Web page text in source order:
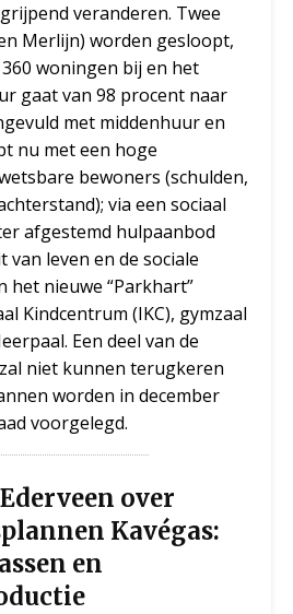
veranderen. Twee
Merlijn) worden gesloopt,
woningen bij en het
gaat van 98 procent naar
met middenhuur en
nu met een hoge
bewoners (schulden,
via een sociaal
afgestemd hulpaanbod
van leven en de sociale
het nieuwe “Parkhart”
Kindcentrum (IKC), gymzaal
Een deel van de
niet kunnen terugkeren
worden in december
voorgelegd.
over
Kavégas:
en